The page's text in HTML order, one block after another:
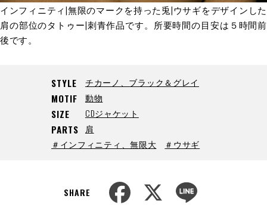
インフィニティ|無限のマークを持った兎|ウサギをデザインした
肩の部位のタトゥー|刺青作品です。所要時間の目安は５時間前
後です。
STYLE チカーノ、ブラック＆グレイ
MOTIF 動物
SIZE CDジャケット
PARTS
肩
＃インフィニティ、無限大
＃ウサギ
SHARE